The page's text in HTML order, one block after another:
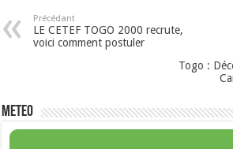
Précédant
LE CETEF TOGO 2000 recrute,
voici comment postuler
Togo :
METEO